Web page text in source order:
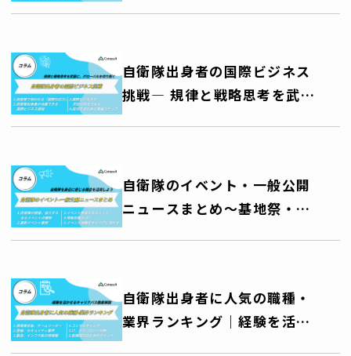
自衛隊出身者の国際ビジネス
挑戦― 規律と戦略思考を武器
に、グローバルキャリアを切
自衛隊のイベント・一般公開
ニュースまとめ～基地祭・艦
艇公開・訓練公開・音楽祭な
自衛隊出身者に人気の職種・
業界ランキング｜経験を活か
せるキャリアパス徹底解説